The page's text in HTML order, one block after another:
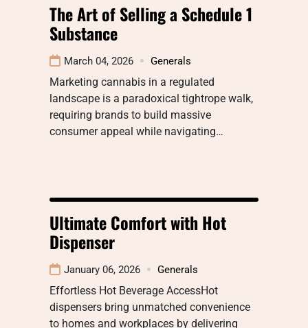
The Art of Selling a Schedule 1
Substance
March 04, 2026 Generals
Marketing cannabis in a regulated
landscape is a paradoxical tightrope walk,
requiring brands to build massive
consumer appeal while navigating…
Ultimate Comfort with Hot
Dispenser
January 06, 2026 Generals
Effortless Hot Beverage AccessHot
dispensers bring unmatched convenience
to homes and workplaces by delivering